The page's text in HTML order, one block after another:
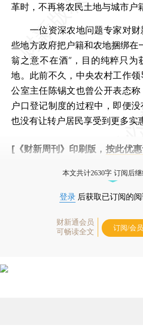
革时，不再将农民土地与城市户
一位资深农地问题专家对财
些地方政府把户籍和农地捆绑在
翁之意不在酒”，目的纯粹只为
地。此前不久，中央农村工作
公室主任陈锡文也曾公开表态
户口登记制度的过程中，即便没
也没有让转户居民享受到更多实
[《财新周刊》印刷版， 按此优
本文共计2630字 订阅后
登录 后获取已订阅的
财新通会员
可畅读全文
订阅/会